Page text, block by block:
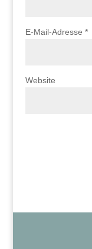
E-Mail-Adresse *
Website